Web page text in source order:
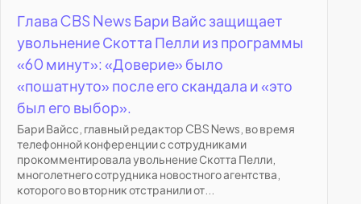
Глава CBS News Бари Вайс защищает
увольнение Скотта Пелли из программы
«60 минут»: «Доверие» было
«пошатнуто» после его скандала и «это
был его выбор».
Бари Вайсс, главный редактор CBS News, во время
телефонной конференции с сотрудниками
прокомментировала увольнение Скотта Пелли,
многолетнего сотрудника новостного агентства,
которого во вторник отстранили от...